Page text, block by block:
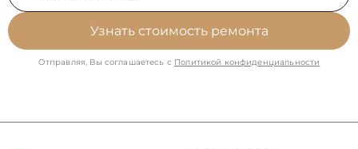
Узнать стоимость ремонта
Отправляя, Вы соглашаетесь с Политикой конфиденциальности